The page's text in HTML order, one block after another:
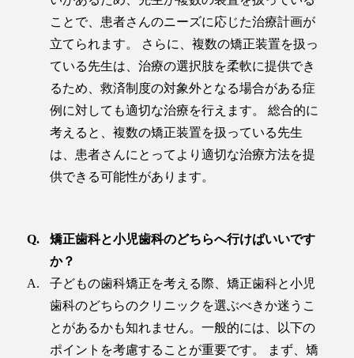
ことで、患者さんのニーズに応じた治療計画が
立てられます。 さらに、複数の矯正装置を扱っ
ている先生は、治療の選択肢を柔軟に提供でき
るため、救済制度の対象外となる場合がある症
例に対しても適切な治療を行えます。 総合的に
考えると、複数の矯正装置を扱っている先生
は、患者さんにとってより適切な治療方法を提
供できる可能性があります。
矯正歯科と小児歯科のどちらへ行けばいいです
か？
子どもの歯科矯正を考える際、矯正歯科と小児
歯科のどちらのクリニックを選ぶべきか迷うこ
とがあるかも知れません。一般的には、以下の
ポイントを考慮することが重要です。 まず、矯